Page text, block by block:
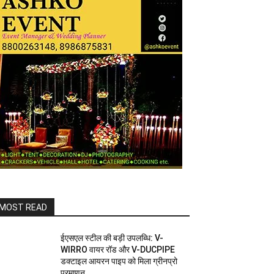
READ
ईएसएल स्टील की बड़ी उपलब्धि: V-
WIRRO वायर रॉड और V-DUCPIPE
डक्टाइल आयरन पाइप को मिला ग्रीनप्रो